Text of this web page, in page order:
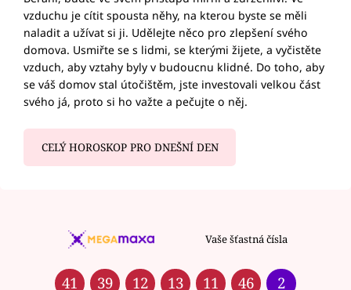
vzduchu je cítit spousta něhy, na kterou byste se měli
naladit a užívat si ji. Udělejte něco pro zlepšení svého
domova. Usmiřte se s lidmi, se kterými žijete, a vyčistěte
vzduch, aby vztahy byly v budoucnu klidné. Do toho, aby
se váš domov stal útočištěm, jste investovali velkou část
svého já, proto si ho važte a pečujte o něj.
CELÝ HOROSKOP PRO DNEŠNÍ DEN
Vaše šťastná čísla
41 39 12 13 11 46 2